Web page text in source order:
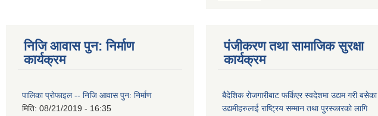
निजि आवास पुन: निर्माण
कार्यक्रम
पालिका प्राेफाइल -- निजि आवास पुन: निर्माण
मिति: 08/21/2019 - 16:35
पंजीकरण तथा सामाजिक सुरक्षा
कार्यक्रम
बैदेशिक रोजगारीबाट फर्किएर स्वदेशमा उद्यम गरी बसेका
उद्यमीहरुलाई राष्‍ट्रिय सम्मान तथा पुरस्कारको लागि